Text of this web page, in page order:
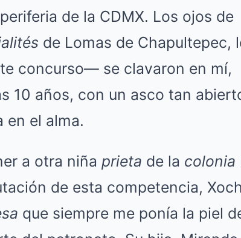
de la CDMX. Los ojos de
de Lomas de Chapultepec,
concurso— se clavaron en mí,
10 años, con un asco tan
en el alma.
a otra niña prieta de la colonia
de esta competencia,
que siempre me ponía la piel